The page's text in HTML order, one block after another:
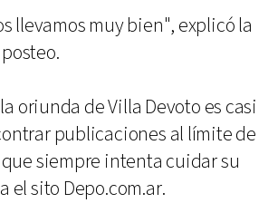
llevamos muy bien", explicó la
oriunda de Villa Devoto es casi
publicaciones al límite de
siempre intenta cuidar su
el sito Depo.com.ar.